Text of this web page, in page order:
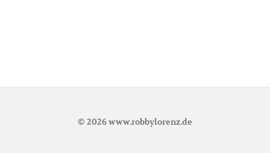
© 2026www.robbylorenz.de